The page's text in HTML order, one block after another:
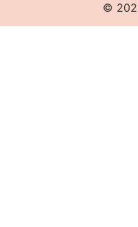
©